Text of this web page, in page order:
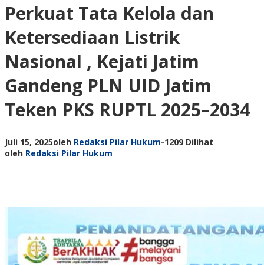
Perkuat Tata Kelola dan
Ketersediaan Listrik
Nasional , Kejati Jatim
Gandeng PLN UID Jatim
Teken PKS RUPTL 2025–2034
Juli 15, 2025oleh Redaksi Pilar Hukum-1209 Dilihat
oleh Redaksi Pilar Hukum